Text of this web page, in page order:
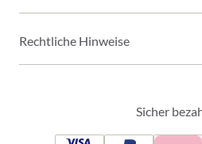
Rechtliche Hinweise
Sicher